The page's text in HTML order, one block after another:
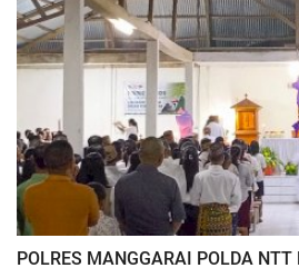
POLRES MANGGARAI POLDA